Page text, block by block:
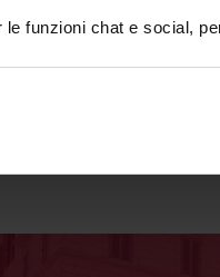
le funzioni chat e social,